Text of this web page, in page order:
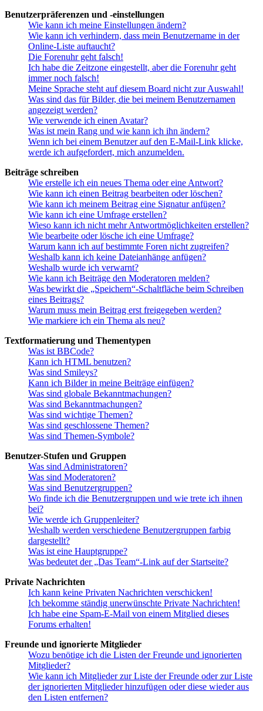
Benutzerpräferenzen und -einstellungen
Wie kann ich meine Einstellungen ändern?
Wie kann ich verhindern, dass mein Benutzername in der
Online-Liste auftaucht?
Die Forenuhr geht falsch!
Ich habe die Zeitzone eingestellt, aber die Forenuhr geht
immer noch falsch!
Meine Sprache steht auf diesem Board nicht zur Auswahl!
Was sind das für Bilder, die bei meinem Benutzernamen
angezeigt werden?
Wie verwende ich einen Avatar?
Was ist mein Rang und wie kann ich ihn ändern?
Wenn ich bei einem Benutzer auf den E-Mail-Link klicke,
werde ich aufgefordert, mich anzumelden.
Beiträge schreiben
Wie erstelle ich ein neues Thema oder eine Antwort?
Wie kann ich einen Beitrag bearbeiten oder löschen?
Wie kann ich meinem Beitrag eine Signatur anfügen?
Wie kann ich eine Umfrage erstellen?
Wieso kann ich nicht mehr Antwortmöglichkeiten erstellen?
Wie bearbeite oder lösche ich eine Umfrage?
Warum kann ich auf bestimmte Foren nicht zugreifen?
Weshalb kann ich keine Dateianhänge anfügen?
Weshalb wurde ich verwarnt?
Wie kann ich Beiträge den Moderatoren melden?
Was bewirkt die „Speichern“-Schaltfläche beim Schreiben
eines Beitrags?
Warum muss mein Beitrag erst freigegeben werden?
Wie markiere ich ein Thema als neu?
Textformatierung und Thementypen
Was ist BBCode?
Kann ich HTML benutzen?
Was sind Smileys?
Kann ich Bilder in meine Beiträge einfügen?
Was sind globale Bekanntmachungen?
Was sind Bekanntmachungen?
Was sind wichtige Themen?
Was sind geschlossene Themen?
Was sind Themen-Symbole?
Benutzer-Stufen und Gruppen
Was sind Administratoren?
Was sind Moderatoren?
Was sind Benutzergruppen?
Wo finde ich die Benutzergruppen und wie trete ich ihnen
bei?
Wie werde ich Gruppenleiter?
Weshalb werden verschiedene Benutzergruppen farbig
dargestellt?
Was ist eine Hauptgruppe?
Was bedeutet der „Das Team“-Link auf der Startseite?
Private Nachrichten
Ich kann keine Privaten Nachrichten verschicken!
Ich bekomme ständig unerwünschte Private Nachrichten!
Ich habe eine Spam-E-Mail von einem Mitglied dieses
Forums erhalten!
Freunde und ignorierte Mitglieder
Wozu benötige ich die Listen der Freunde und ignorierten
Mitglieder?
Wie kann ich Mitglieder zur Liste der Freunde oder zur Liste
der ignorierten Mitglieder hinzufügen oder diese wieder aus
den Listen entfernen?